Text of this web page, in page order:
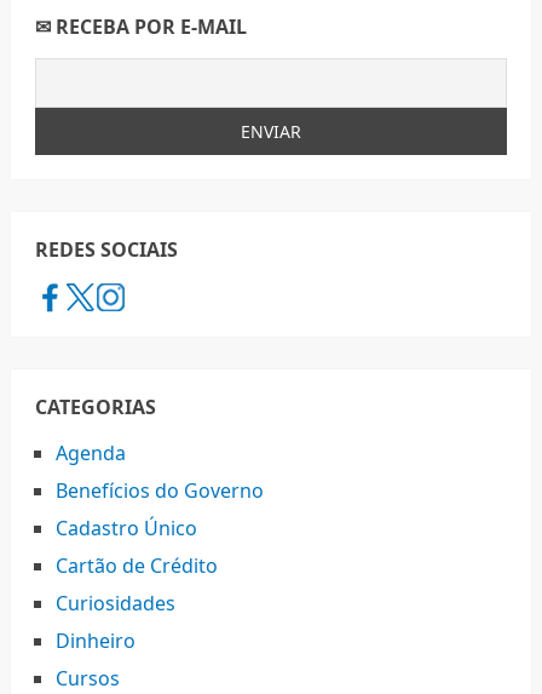
✉ RECEBA POR E-MAIL
REDES SOCIAIS
CATEGORIAS
Agenda
Benefícios do Governo
Cadastro Único
Cartão de Crédito
Curiosidades
Dinheiro
Cursos